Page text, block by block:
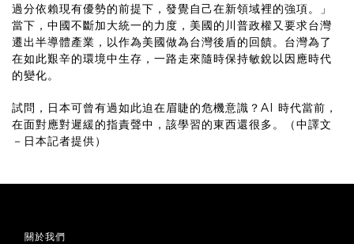
過分依賴現有優勢的前提下，發覺自己在新領域裡的強項。」
當下，中國不斷加大統一的力度，美國的川普政權又要求台灣
遷出半導體產業，以作為美國做為台灣後盾的回饋。台灣為了
在如此艱辛的環境中生存，一路走來隨時保持敏銳以因應時代
的變化。
試問，日本可曾有過如此迫在眉睫的危機意識？AI 時代當前，
在面對應對遲緩的指責聲中，該學習的東西還很多。（中譯文
－日本記者提供）
關於我們